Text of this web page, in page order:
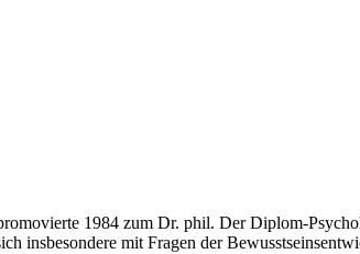
1984 zum Dr. phil. Der Diplom-
insbesondere mit Fragen der